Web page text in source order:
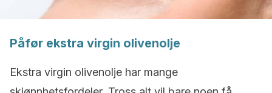
Påfør ekstra virgin olivenolje
Ekstra virgin olivenolje har mange